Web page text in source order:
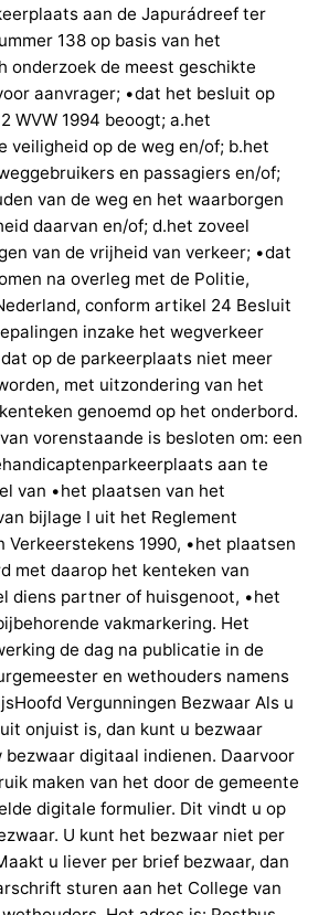
aan de Japurádreef ter
138 op basis van het
onderzoek de meest geschikte
aanvrager; •dat het besluit op
WVW 1994 beoogt; a.het
veiligheid op de weg en/of; b.het
en passagiers en/of;
van de weg en het waarborgen
daarvan en/of; d.het zoveel
van de vrijheid van verkeer; •dat
na overleg met de Politie,
conform artikel 24 Besluit
inzake het wegverkeer
op de parkeerplaats niet meer
met uitzondering van het
genoemd op het onderbord.
vorenstaande is besloten om: een
aan te
van •het plaatsen van het
bijlage I uit het Reglement
Verkeerstekens 1990, •het plaatsen
met daarop het kenteken van
diens partner of huisgenoot, •het
vakmarkering. Het
de dag na publicatie in de
en wethouders namens
Vergunningen Bezwaar Als u
onjuist is, dan kunt u bezwaar
bezwaar digitaal indienen. Daarvoor
maken van het door de gemeente
digitale formulier. Dit vindt u op
U kunt het bezwaar niet per
u liever per brief bezwaar, dan
sturen aan het College van